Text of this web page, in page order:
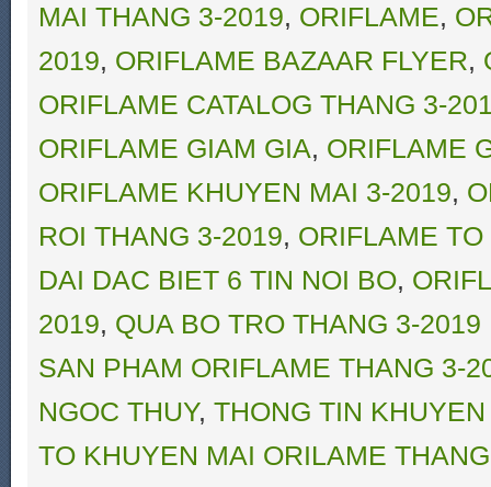
MAI THANG 3-2019, ORIFLAME,
2019, ORIFLAME BAZAAR FLYER,
ORIFLAME CATALOG THANG 3-
ORIFLAME GIAM GIA, ORIFLAME
ORIFLAME KHUYEN MAI 3-2019,
ROI THANG 3-2019, ORIFLAME
DAI DAC BIET 6 TIN NOI BO,
2019, QUA BO TRO THANG 3-
SAN PHAM ORIFLAME THANG 3-
NGOC THUY, THONG TIN
TO KHUYEN MAI ORILAME